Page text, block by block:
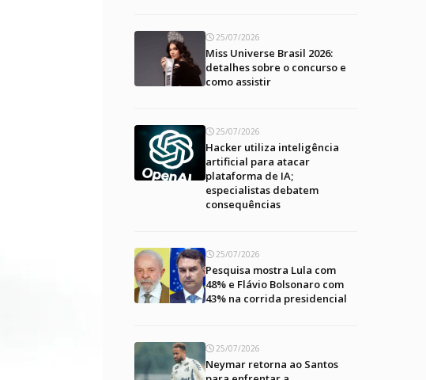
25/07/2026
Miss Universe Brasil 2026:
detalhes sobre o concurso e
como assistir
25/07/2026
Hacker utiliza inteligência
artificial para atacar
plataforma de IA;
especialistas debatem
consequências
25/07/2026
Pesquisa mostra Lula com
48% e Flávio Bolsonaro com
43% na corrida presidencial
25/07/2026
Neymar retorna ao Santos